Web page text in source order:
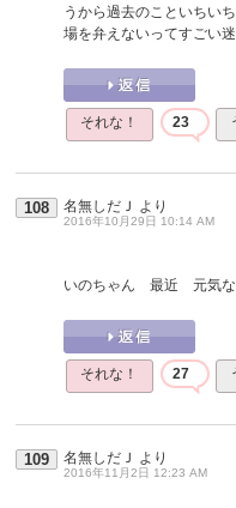
うから過去のこといちい
場を弁えないってすごい
それな！ 23
108 名無しだＪ より
2016年10月29日 10:14 AM
いのちゃん 最近 元気な
それな！ 27
109 名無しだＪ より
2016年11月2日 12:23 AM